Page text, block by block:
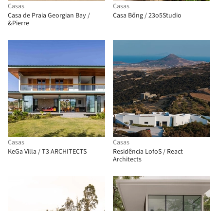
Casas
Casa de Praia Georgian Bay /
&Pierre
Casas
Casa Bống / 23o5Studio
Casas
KeGa Villa / T3 ARCHITECTS
Casas
Residência LofoS / React
Architects